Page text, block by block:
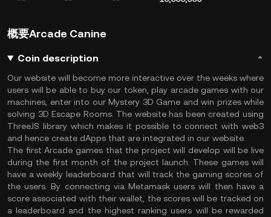
概要Arcade Canine
Coin description
Our website will become more interactive over the weeks where
users will be able to buy our token, play arcade games with our
machines, enter into our Mystery 3D Game and win prizes while
solving 3D Escape Rooms. The website has been created using
ThreeJS library which makes it possible to connect with web3
and hence create dApps that are integrated in our website.
The first Arcade games that the project will develop will be live
during the first month of the project launch. These games will
have a weekly leaderboard that will track the gaming scores of
the users. By connecting via Metamask users will then have a
score associated with their wallet, the scores will be tracked on
a leaderboard and the highest ranking users will be rewarded